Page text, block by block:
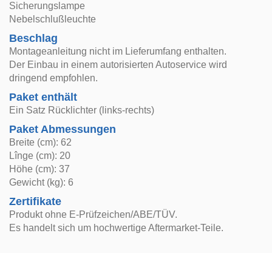
Sicherungslampe
Nebelschlußleuchte
Beschlag
Montageanleitung nicht im Lieferumfang enthalten.
Der Einbau in einem autorisierten Autoservice wird
dringend empfohlen.
Paket enthält
Ein Satz Rücklichter (links-rechts)
Paket Abmessungen
Breite (cm): 62
Lînge (cm): 20
Höhe (cm): 37
Gewicht (kg): 6
Zertifikate
Produkt ohne E-Prüfzeichen/ABE/TÜV.
Es handelt sich um hochwertige Aftermarket-Teile.